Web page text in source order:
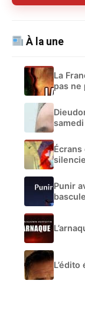
À la une
La
pas ne
Punir